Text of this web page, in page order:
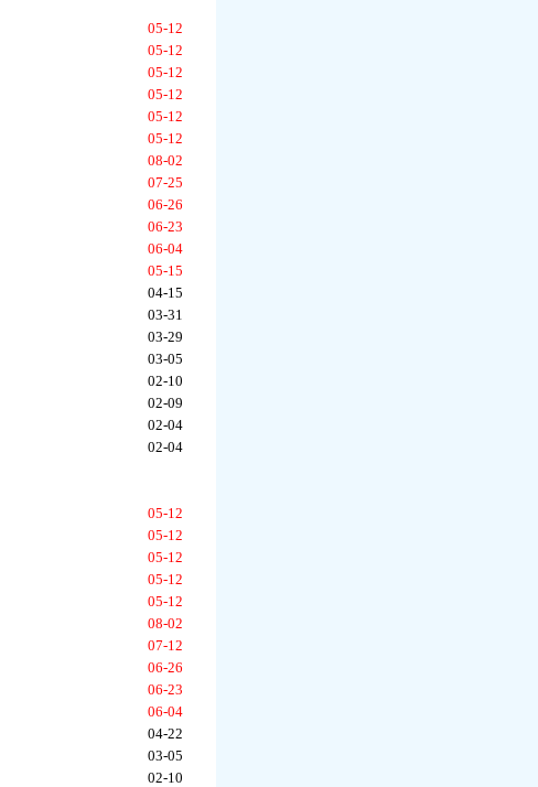
05-12
05-12
05-12
05-12
05-12
05-12
08-02
07-25
06-26
06-23
06-04
05-15
04-15
03-31
03-29
03-05
02-10
02-09
02-04
02-04
05-12
05-12
05-12
05-12
05-12
08-02
07-12
06-26
06-23
06-04
04-22
03-05
02-10